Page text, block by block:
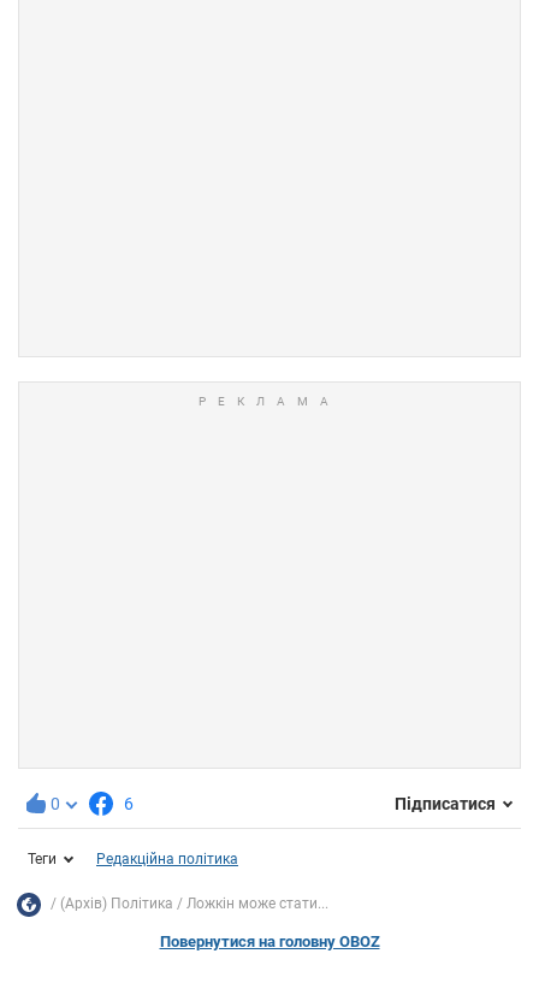
0 6 Підписатися
Теги Редакційна політика
(Архів) Політика Ложкін може стати...
Повернутися на головну OBOZ